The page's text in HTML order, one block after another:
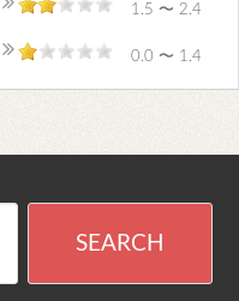
1.5 〜 2.4
0.0 〜 1.4